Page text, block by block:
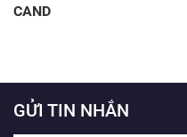
CAND
GỬI TIN NHẮN